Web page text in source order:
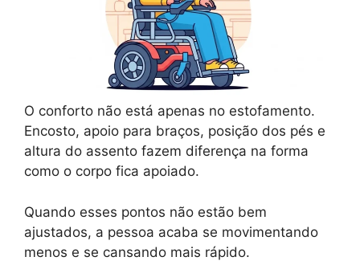
O conforto não está apenas no estofamento.
Encosto, apoio para braços, posição dos pés e
altura do assento fazem diferença na forma
como o corpo fica apoiado.
Quando esses pontos não estão bem
ajustados, a pessoa acaba se movimentando
menos e se cansando mais rápido.